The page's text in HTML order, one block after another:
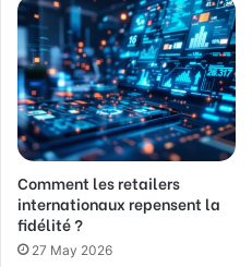
Comment les retailers
internationaux repensent la
fidélité ?
27 May 2026